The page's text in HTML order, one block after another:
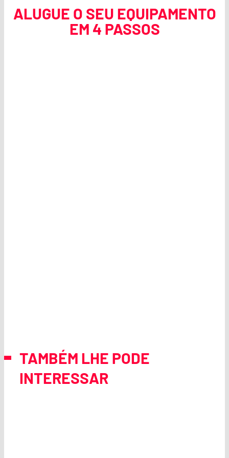
ALUGUE O SEU EQUIPAMENTO
EM 4 PASSOS
TAMBÉM LHE PODE
INTERESSAR